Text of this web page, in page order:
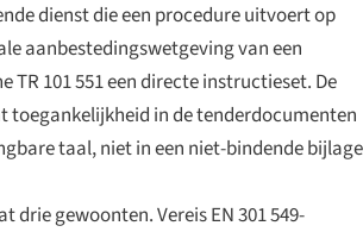
dienst die een procedure uitvoert op
aanbestedingswetgeving van een
TR 101 551 een directe instructieset. De
toegankelijkheid in de tenderdocumenten
taal, niet in een niet-bindende bijlage
drie gewoonten. Vereis EN 301 549-